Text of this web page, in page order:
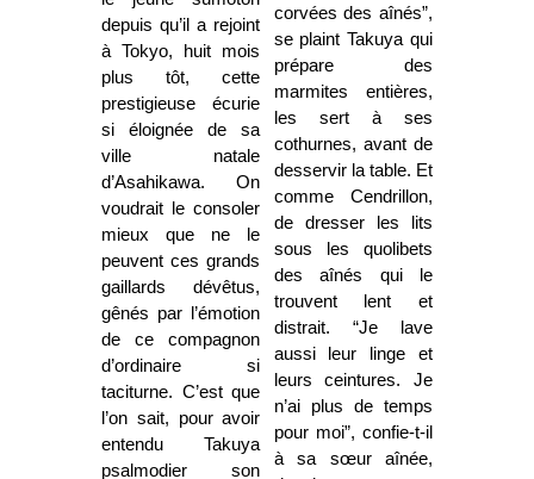
depuis qu’il a rejoint
à Tokyo, huit mois
plus tôt, cette
prestigieuse écurie
si éloignée de sa
ville natale
d’Asahikawa. On
voudrait le consoler
mieux que ne le
peuvent ces grands
gaillards dévêtus,
gênés par l’émotion
de ce compagnon
d’ordinaire si
taciturne. C’est que
l’on sait, pour avoir
entendu Takuya
psalmodier son
corvées des aînés”,
se plaint Takuya qui
prépare des
marmites entières,
les sert à ses
cothurnes, avant de
desservir la table. Et
comme Cendrillon,
de dresser les lits
sous les quolibets
des aînés qui le
trouvent lent et
distrait. “Je lave
aussi leur linge et
leurs ceintures. Je
n’ai plus de temps
pour moi”, confie-t-il
à sa sœur aînée,